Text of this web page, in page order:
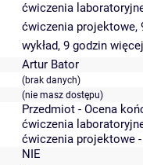
ćwiczenia
ćwiczenia projektowe,
wykład, 9 godzin
Artur Bator
(brak danych)
(nie masz dostępu)
Przedmiot - Ocena
ćwiczenia
ćwiczenia projektowe
NIE